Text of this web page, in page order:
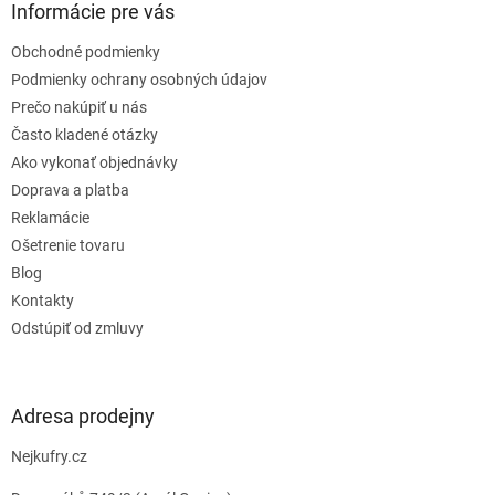
Informácie pre vás
Obchodné podmienky
Podmienky ochrany osobných údajov
Prečo nakúpiť u nás
Často kladené otázky
Ako vykonať objednávky
Doprava a platba
Reklamácie
Ošetrenie tovaru
Blog
Kontakty
Odstúpiť od zmluvy
Adresa prodejny
Nejkufry.cz